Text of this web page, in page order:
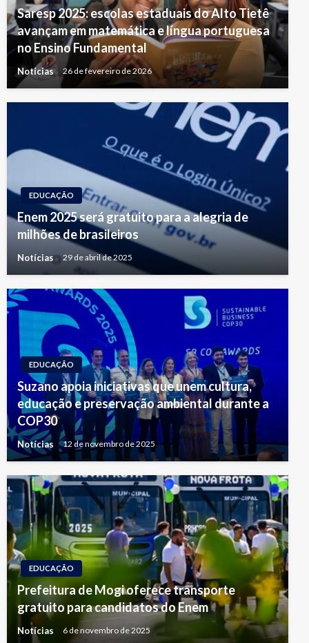
Saresp 2025: escolas estaduais do Alto Tietê
avançam em matemática e língua portuguesa
no Ensino Fundamental
Notícias 26 de fevereiro de 2026
EDUCAÇÃO
Enem 2025 será gratuito para a alegria de
milhões de brasileiros
Notícias 29 de abril de 2025
EDUCAÇÃO
Suzano apoia iniciativas que unem cultura,
educação e preservação ambiental durante a
COP30
Notícias 12 de novembro de 2025
EDUCAÇÃO
Prefeitura de Mogi oferece transporte
gratuito para candidatos do Enem
Notícias 6 de novembro de 2025